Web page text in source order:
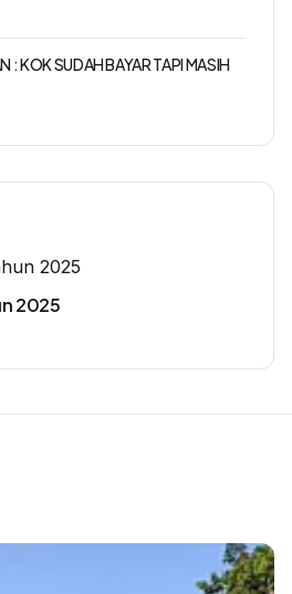
: KOK SUDAH BAYAR TAPI MASIH
2025